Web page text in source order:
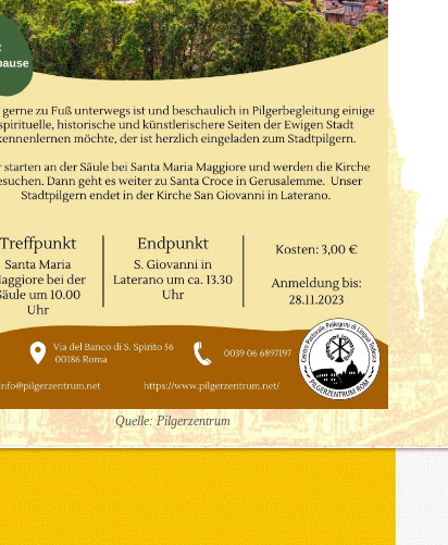
Quelle: Pilgerzentrum